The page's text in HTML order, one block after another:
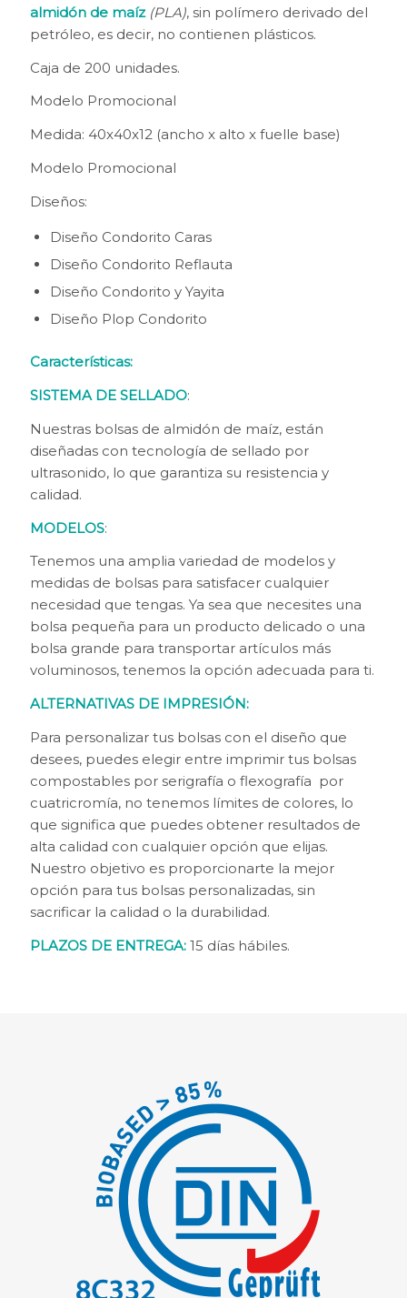
almidón de maíz (PLA), sin polímero derivado del
petróleo, es decir, no contienen plásticos.
Caja de 200 unidades.
Modelo Promocional
Medida: 40x40x12 (ancho x alto x fuelle base)
Modelo Promocional
Diseños:
Diseño Condorito Caras
Diseño Condorito Reflauta
Diseño Condorito y Yayita
Diseño Plop Condorito
Características:
SISTEMA DE SELLADO:
Nuestras bolsas de almidón de maíz, están
diseñadas con tecnología de sellado por
ultrasonido, lo que garantiza su resistencia y
calidad.
MODELOS:
Tenemos una amplia variedad de modelos y
medidas de bolsas para satisfacer cualquier
necesidad que tengas. Ya sea que necesites una
bolsa pequeña para un producto delicado o una
bolsa grande para transportar artículos más
voluminosos, tenemos la opción adecuada para ti.
ALTERNATIVAS DE IMPRESIÓN:
Para personalizar tus bolsas con el diseño que
desees, puedes elegir entre imprimir tus bolsas
compostables por serigrafía o flexografía por
cuatricromía, no tenemos límites de colores, lo
que significa que puedes obtener resultados de
alta calidad con cualquier opción que elijas.
Nuestro objetivo es proporcionarte la mejor
opción para tus bolsas personalizadas, sin
sacrificar la calidad o la durabilidad.
PLAZOS DE ENTREGA:15 días hábiles.